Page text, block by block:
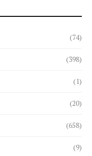
(74)
(398)
(1)
(20)
(658)
(9)